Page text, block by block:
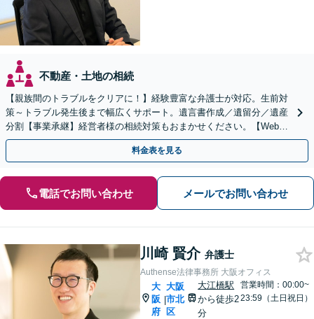
不動産・土地の相続
【親族間のトラブルをクリアに！】経験豊富な弁護士が対応。生前対
策～トラブル発生後まで幅広くサポート。遺言書作成／遺留分／遺産
分割【事業承継】経営者様の相続対策もおまかせください。【Web面
談可】
料金表を見る
電話でお問い合わせ メールでお問い合わせ
川崎 賢介 弁護士
Authense法律事務所 大阪オフィス
大
阪
府
|
大阪
市北
区
大江橋駅
から徒歩2
分
営業時間：00:00~
23:59（土日祝日）